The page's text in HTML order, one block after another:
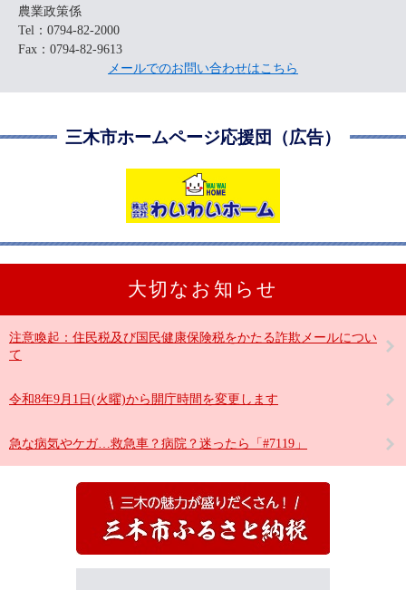
農業政策係
Tel：0794-82-2000
Fax：0794-82-9613
メールでのお問い合わせはこちら
三木市ホームページ応援団（広告）
大切なお知らせ
注意喚起：住民税及び国民健康保険税をかたる詐欺メールについ
て
令和8年9月1日(火曜)から開庁時間を変更します
急な病気やケガ…救急車？病院？迷ったら「#7119」